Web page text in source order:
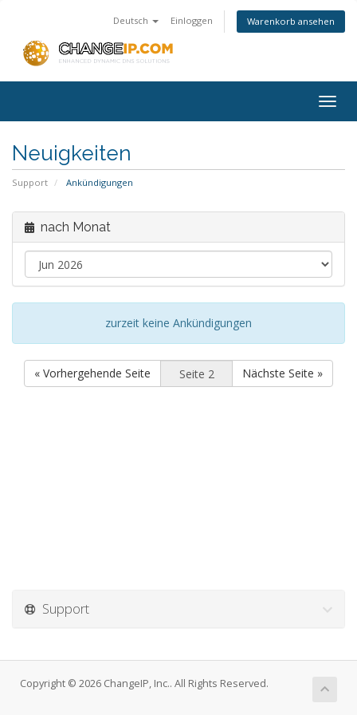
Deutsch Einloggen Warenkorb ansehen
Neuigkeiten
Support Ankündigungen
nach Monat
zurzeit keine Ankündigungen
« Vorhergehende Seite Nächste Seite »
Support
Copyright © 2026 ChangeIP, Inc.. All Rights Reserved.